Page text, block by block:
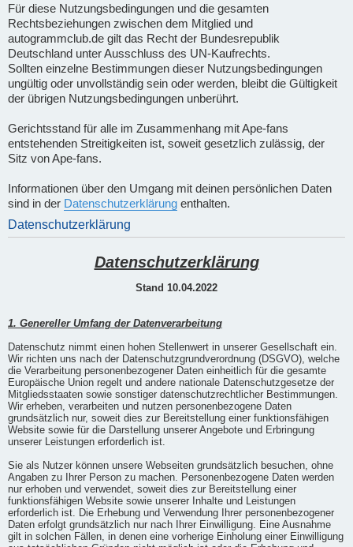
Für diese Nutzungsbedingungen und die gesamten
Rechtsbeziehungen zwischen dem Mitglied und
autogrammclub.de gilt das Recht der Bundesrepublik
Deutschland unter Ausschluss des UN-Kaufrechts.
Sollten einzelne Bestimmungen dieser Nutzungsbedingungen
ungültig oder unvollständig sein oder werden, bleibt die Gültigkeit
der übrigen Nutzungsbedingungen unberührt.
Gerichtsstand für alle im Zusammenhang mit Ape-fans
entstehenden Streitigkeiten ist, soweit gesetzlich zulässig, der
Sitz von Ape-fans.
Informationen über den Umgang mit deinen persönlichen Daten
sind in der Datenschutzerklärung enthalten.
Datenschutzerklärung
Datenschutzerklärung
Stand 10.04.2022
1. Genereller Umfang der Datenverarbeitung
Datenschutz nimmt einen hohen Stellenwert in unserer Gesellschaft ein.
Wir richten uns nach der Datenschutzgrundverordnung (DSGVO), welche
die Verarbeitung personenbezogener Daten einheitlich für die gesamte
Europäische Union regelt und andere nationale Datenschutzgesetze der
Mitgliedsstaaten sowie sonstiger datenschutzrechtlicher Bestimmungen.
Wir erheben, verarbeiten und nutzen personenbezogene Daten
grundsätzlich nur, soweit dies zur Bereitstellung einer funktionsfähigen
Website sowie für die Darstellung unserer Angebote und Erbringung
unserer Leistungen erforderlich ist.
Sie als Nutzer können unsere Webseiten grundsätzlich besuchen, ohne
Angaben zu Ihrer Person zu machen. Personenbezogene Daten werden
nur erhoben und verwendet, soweit dies zur Bereitstellung einer
funktionsfähigen Website sowie unserer Inhalte und Leistungen
erforderlich ist. Die Erhebung und Verwendung Ihrer personenbezogener
Daten erfolgt grundsätzlich nur nach Ihrer Einwilligung. Eine Ausnahme
gilt in solchen Fällen, in denen eine vorherige Einholung einer Einwilligung